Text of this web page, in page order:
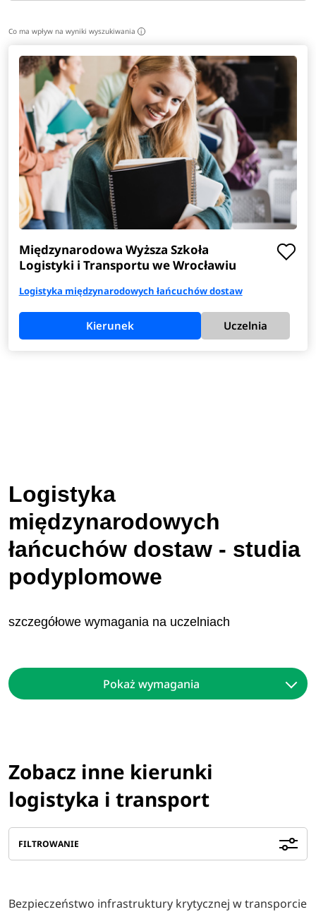
Co ma wpływ na wyniki wyszukiwania i
Międzynarodowa Wyższa Szkoła
Logistyki i Transportu we Wrocławiu
Logistyka międzynarodowych łańcuchów dostaw
Kierunek Uczelnia
Logistyka
międzynarodowych
łańcuchów dostaw - studia
podyplomowe
szczegółowe wymagania na uczelniach
Pokaż wymagania
Zobacz inne kierunki
logistyka i transport
FILTROWANIE
Bezpieczeństwo infrastruktury krytycznej w transporcie